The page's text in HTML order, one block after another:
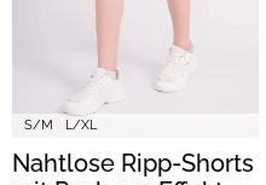
S/M L/XL
Nahtlose Ripp-Shorts